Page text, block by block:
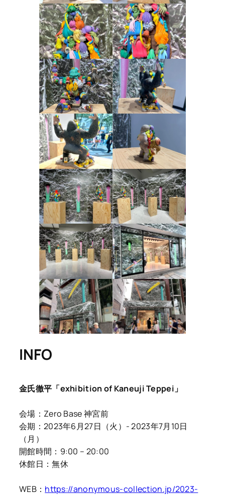
INFO
金氏徹平「exhibition of Kaneuji Teppei」
会場：Zero Base 神宮前
会期：2023年6月27日（火）- 2023年7月10日
（月）
開館時間：9:00 – 20:00
休館日：無休
WEB： https://anonymous-collection.jp/2023-